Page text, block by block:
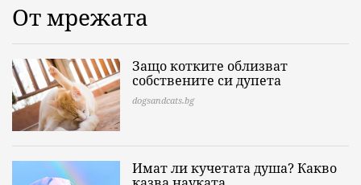
От мрежата
Защо котките облизват
собствените си дупета
dogsandcats.bg
Имат ли кучетата душа? Какво